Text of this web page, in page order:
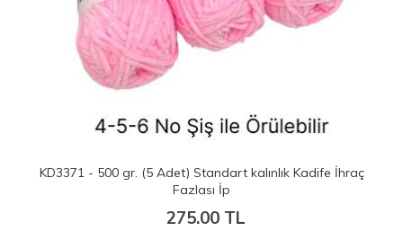
KD3371 - 500 gr. (5 Adet) Standart kalınlık Kadife İhraç
Fazlası İp
275.00 TL